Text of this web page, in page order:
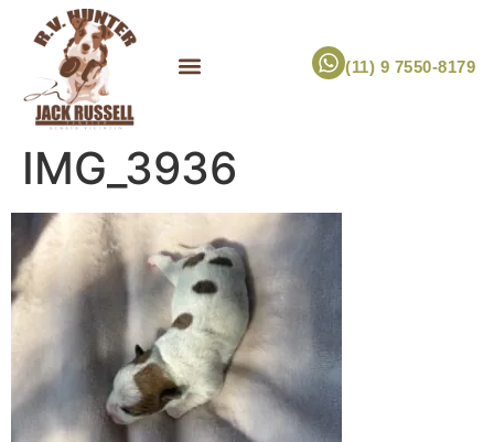
(11) 9 7550-8179
IMG_3936